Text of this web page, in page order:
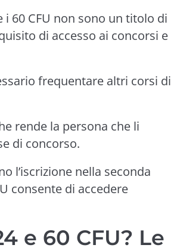
60 CFU non sono un titolo di
di accesso ai concorsi e
frequentare altri corsi di
rende la persona che li
di concorso.
l’iscrizione nella seconda
consente di accedere
e 60 CFU? Le